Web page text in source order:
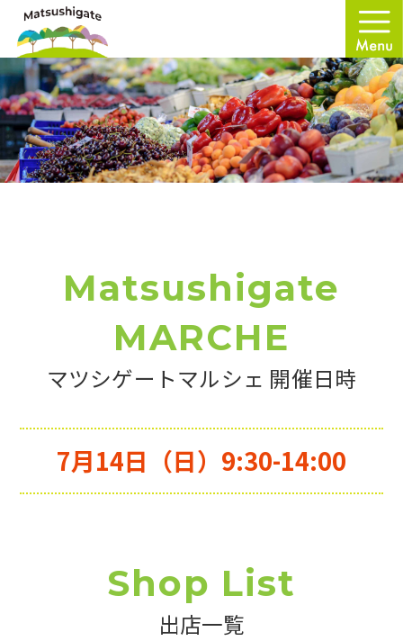
Matsushigate
MARCHE
マツシゲートマルシェ 開催日時
7月14日（日）9:30-14:00
Shop List
出店一覧